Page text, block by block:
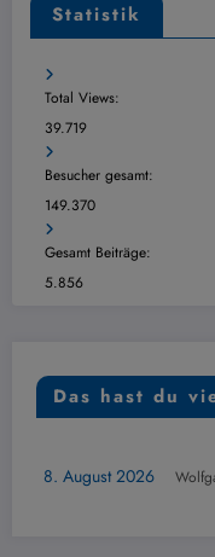
Statistik
Total Views:
39.719
Besucher gesamt:
149.370
Gesamt Beiträge:
5.856
Das hast du
Wolfgang Thiemann